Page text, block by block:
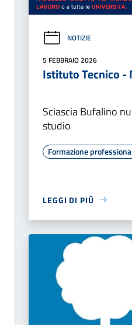
NOTIZIE
5 FEBBRAIO 2026
Istituto Tecnico -
Sciascia Bufalino
studio
Formazione
LEGGI DI PIÙ